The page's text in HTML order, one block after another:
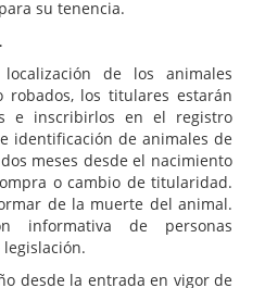
su tenencia.
de los animales
robados, los titulares estarán
e inscribirlos en el registro
identificación de animales de
meses desde el nacimiento
o cambio de titularidad.
de la muerte del animal.
informativa de personas
desde la entrada en vigor de